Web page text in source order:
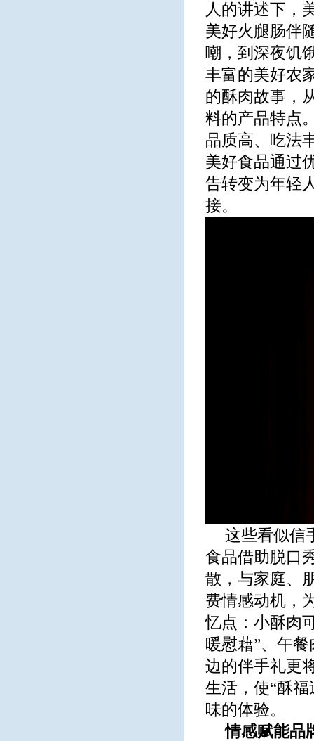
人的讲述下，
美好火腿肠伴
嘲，到深夜饥
丰富的美好农
的酥肉故事，
料的产品特点
品质高、吃法
美好食品通过
告转变为年轻
接。
这些看似信
食品借助脱口
散，与家庭、
费情感动机，
忆点：小酥肉
暖慰藉”、午
边的伴手礼更
生活，使“酥
味的体验。
情感赋能品